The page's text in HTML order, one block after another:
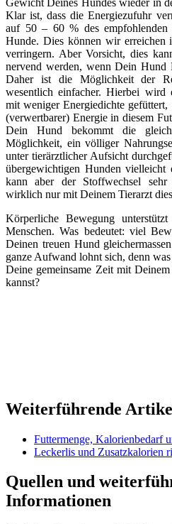
Klar ist, dass die Energiezufuhr
auf 50 – 60 % des empfohlenden
Hunde. Dies können wir erreichen
verringern. Aber Vorsicht, dies
nervend werden, wenn Dein Hund
Daher ist die Möglichkeit der
wesentlich einfacher. Hierbei wird
mit weniger Energiedichte
(verwertbarer) Energie in diesem
Dein Hund bekommt die
Möglichkeit, ein völliger
unter tierärztlicher Aufsicht
übergewichtigen Hunden
kann aber der Stoffwechsel
wirklich nur mit Deinem Tierarzt
Körperliche Bewegung
Menschen. Was bedeutet: viel
Deinen treuen Hund
ganze Aufwand lohnt sich, denn
Deine gemeinsame Zeit mit
kannst?
Weiterführende
Futtermenge, Kalorienbedarf
Leckerlis und Zusatzkalorien
Quellen und
Informationen